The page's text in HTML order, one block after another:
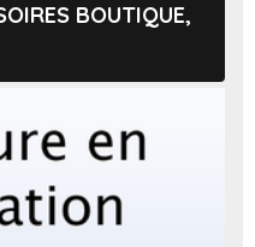
BOUTIQUE,